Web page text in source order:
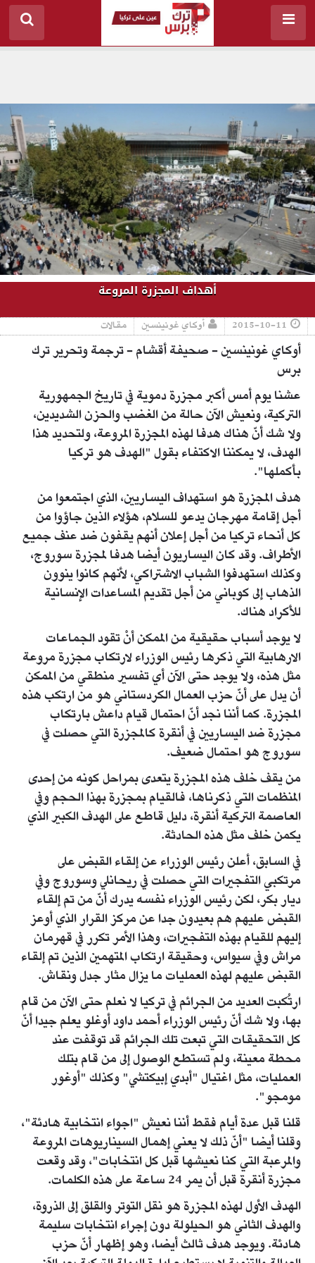
أهداف المجزرة المروعة
2015-10-11 أوكاي غونينسين مقالات
أوكاي غونينسين - صحيفة أقشام - ترجمة وتحرير ترك
برس
عشنا يوم أمس أكبر مجزرة دموية في تاريخ الجمهورية
التركية، ونعيش الآن حالة من الغضب والحزن الشديدين،
ولا شك أنّ هناك هدفا لهذه المجزرة المروعة، ولتحديد هذا
الهدف، لا يمكننا الاكتفاء بقول "الهدف هو تركيا
بأكملها".
هدف المجزرة هو استهداف اليساريين، الذي اجتمعوا من
أجل إقامة مهرجان يدعو للسلام، هؤلاء الذين جاؤوا من
كل أنحاء تركيا من أجل إعلان أنهم يقفون ضد عنف جميع
الأطراف. وقد كان اليساريون أيضا هدفا لمجزرة سوروج،
وكذلك استهدفوا الشباب الاشتراكي، لأنهم كانوا ينوون
الذهاب إلى كوباني من أجل تقديم المساعدات الإنسانية
للأكراد هناك.
لا يوجد أسباب حقيقية من الممكن أنْ تقود الجماعات
الارهابية التي ذكرها رئيس الوزراء لارتكاب مجزرة مروعة
مثل هذه، ولا يوجد حتى الآن أي تفسير منطقي من الممكن
أن يدل على أنّ حزب العمال الكردستاني هو من ارتكب هذه
المجزرة. كما أننا نجد أنّ احتمال قيام داعش بارتكاب
مجزرة ضد اليساريين في أنقرة كالمجزرة التي حصلت في
سوروج هو احتمال ضعيف.
من يقف خلف هذه المجزرة يتعدى بمراحل كونه من إحدى
المنظمات التي ذكرناها، فالقيام بمجزرة بهذا الحجم وفي
العاصمة التركية أنقرة، دليل قاطع على الهدف الكبير الذي
يكمن خلف مثل هذه الحادثة.
في السابق، أعلن رئيس الوزراء عن إلقاء القبض على
مرتكبي التفجيرات التي حصلت في ريحانلي وسوروج وفي
ديار بكر، لكن رئيس الوزراء نفسه يدرك أنّ من تم إلقاء
القبض عليهم هم بعيدون جدا عن مركز القرار الذي أوعز
إليهم للقيام بهذه التفجيرات، وهذا الأمر تكرر في قهرمان
مراش وفي سيواس، وحقيقة ارتكاب المتهمين الذين تم إلقاء
القبض عليهم لهذه العمليات ما يزال مثار جدل ونقاش.
ارتُكبت العديد من الجرائم في تركيا لا نعلم حتى الآن من قام
بها، ولا شك أنّ رئيس الوزراء أحمد داود أوغلو يعلم جيدا أنّ
كل التحقيقات التي تبعت تلك الجرائم قد توقفت عند
محطة معينة، ولم تستطع الوصول إلى من قام بتلك
العمليات، مثل اغتيال "أبدي إبيكتشي" وكذلك "أوغور
مومجو".
قلنا قبل عدة أيام فقط أننا نعيش "اجواء انتخابية هادئة"،
وقلنا أيضا "أنّ ذلك لا يعني إهمال السيناريوهات المروعة
والمرعبة التي كنا نعيشها قبل كل انتخابات"، وقد وقعت
مجزرة أنقرة قبل أن يمر 24 ساعة على هذه الكلمات.
الهدف الأول لهذه المجزرة هو نقل التوتر والقلق إلى الذروة،
والهدف الثاني هو الحيلولة دون إجراء انتخابات سليمة
هادئة. ويوجد هدف ثالث أيضا، وهو إظهار أنّ حزب